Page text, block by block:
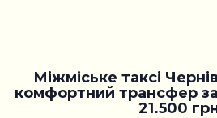
Міжміське таксі
комфортний трансфер
21.500